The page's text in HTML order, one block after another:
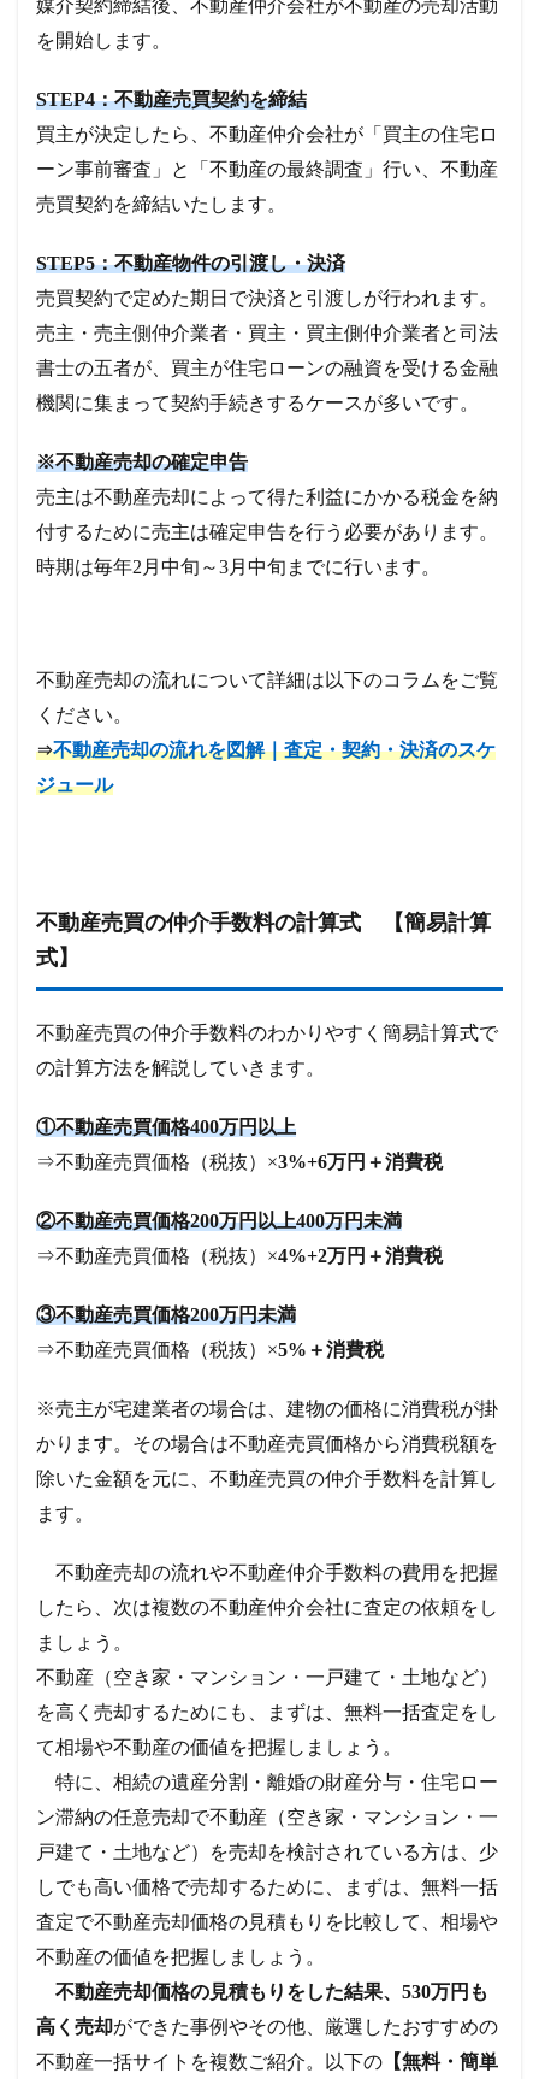
媒介契約締結後、不動産仲介会社が不動産の売却活動
を開始します。
STEP4：不動産売買契約を締結
買主が決定したら、不動産仲介会社が「買主の住宅ロ
ーン事前審査」と「不動産の最終調査」行い、不動産
売買契約を締結いたします。
STEP5：不動産物件の引渡し・決済
売買契約で定めた期日で決済と引渡しが行われます。
売主・売主側仲介業者・買主・買主側仲介業者と司法
書士の五者が、買主が住宅ローンの融資を受ける金融
機関に集まって契約手続きするケースが多いです。
※不動産売却の確定申告
売主は不動産売却によって得た利益にかかる税金を納
付するために売主は確定申告を行う必要があります。
時期は毎年2月中旬～3月中旬までに行います。
不動産売却の流れについて詳細は以下のコラムをご覧
ください。
⇒不動産売却の流れを図解｜査定・契約・決済のスケ
ジュール
不動産売買の仲介手数料の計算式 【簡易計算
式】
不動産売買の仲介手数料のわかりやすく簡易計算式で
の計算方法を解説していきます。
①不動産売買価格400万円以上
⇒不動産売買価格（税抜）×3%+6万円＋消費税
②不動産売買価格200万円以上400万円未満
⇒不動産売買価格（税抜）×4%+2万円＋消費税
③不動産売買価格200万円未満
⇒不動産売買価格（税抜）×5%＋消費税
※売主が宅建業者の場合は、建物の価格に消費税が掛
かります。その場合は不動産売買価格から消費税額を
除いた金額を元に、不動産売買の仲介手数料を計算し
ます。
不動産売却の流れや不動産仲介手数料の費用を把握
したら、次は複数の不動産仲介会社に査定の依頼をし
ましょう。
不動産（空き家・マンション・一戸建て・土地など）
を高く売却するためにも、
まずは、無料一括査定をし
て相場や不動産の価値を把握しましょう。
特に、相続の遺産分割・離婚の財産分与・住宅ロー
ン滞納の任意売却で不動産（空き家・マンション・一
戸建て・土地など）を売却を検討されている方は、少
しでも高い価格で売却するために、まずは、無料一括
査定で不動産売却価格の見積もりを比較して、相場や
不動産の価値を把握しましょう。
不動産売却価格の見積もりをした結果、530万円も
高く売却ができた事例やその他、厳選したおすすめの
不動産一括サイトを複数ご紹介。
以下の 【無料・簡単